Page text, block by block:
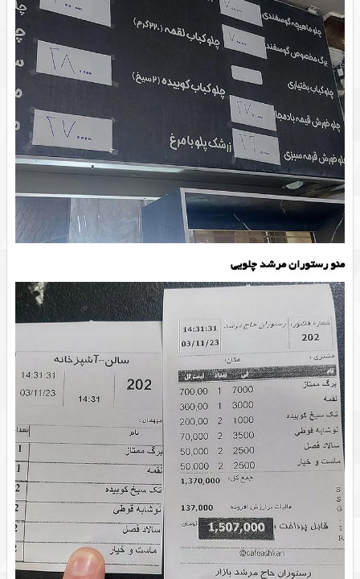
منو رستوران مرشد چلویی